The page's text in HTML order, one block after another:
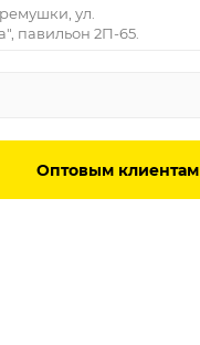
ул.
павильон 2П-65.
Оптовым клиентам